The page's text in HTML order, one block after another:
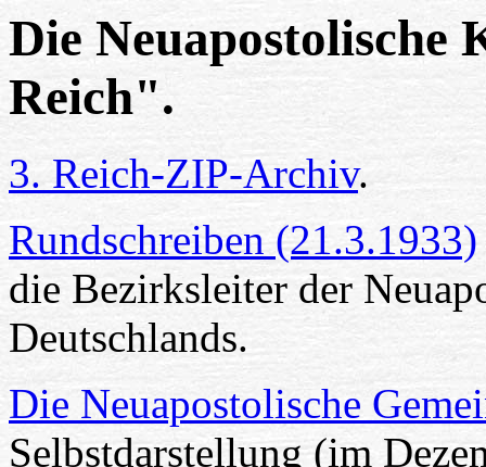
Die
Reich".
3. Reich-ZIP-Archiv.
Rundschreiben (21.3.1933)
die Bezirksleiter der
Deutschlands.
Die Neuapostolische
Selbstdarstellung (im